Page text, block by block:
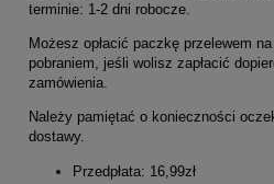
terminie: 1-2 dni robocze.
Możesz opłacić paczkę przelewem
pobraniem, jeśli wolisz zapłacić
zamówienia.
Należy pamiętać o konieczności
dostawy.
Przedpłata: 16,99zł